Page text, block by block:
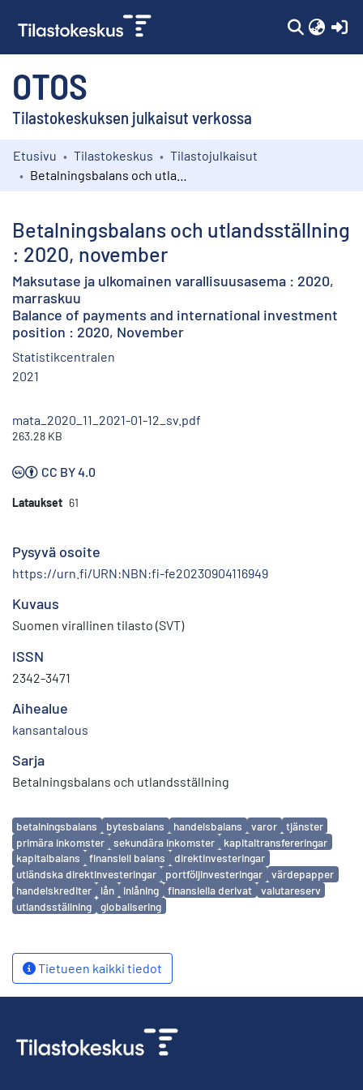
OTOS
Tilastokeskuksen julkaisut verkossa
Kokoelmat
Etusivu Tilastokeskus
Tilastojulkaisut
Betalningsbalans och utlandsställning
: 2020, november
Maksutase ja ulkomainen varallisuusasema : 2020,
marraskuu
Balance of payments and international investment
position : 2020, November
Statistikcentralen
2021
mata_2020_11_2021-01-12_sv.pdf
263.28 KB
CC BY 4.0
Lataukset 61
Pysyvä osoite
https://urn.fi/URN:NBN:fi-fe20230904116949
Kuvaus
Suomen virallinen tilasto (SVT)
ISSN
2342-3471
Aihealue
kansantalous
Sarja
Betalningsbalans och utlandsställning
Avainsanat
betalningsbalans bytesbalans handelsbalans varor
tjänster
primära inkomster
sekundära inkomster
kapitaltransfereringar
kapitalbalans
finansiell balans
direktinvesteringar
utländska direktinvesteringar
portföljinvesteringar
värdepapper
handelskrediter
lån inlåning finansiella derivat
valutareserv
utlandsställning
globalisering
Tietueen kaikki tiedot